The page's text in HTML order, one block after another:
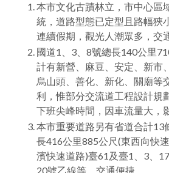
本市文化古蹟林立，市中心區
統，道路型態已定型且路幅狹
連續假期，觀光人潮眾多，交
國道1、3、8號總長140公里
計有新營、麻豆、安定、新市
烏山頭、善化、新化、關廟等
利，惟部分交流道工程設計規
下班尖峰時間，因車流量大，
本市重要道路另有省道合計13
長416公里885公尺(東西向快
濱快速道路)臺61及臺1、3、
20號乙線等，交通便捷。